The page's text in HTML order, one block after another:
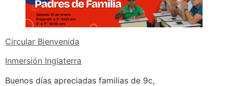
Circular Bienvenida
Inmersión Inglaterra
Buenos días apreciadas familias de 9c,